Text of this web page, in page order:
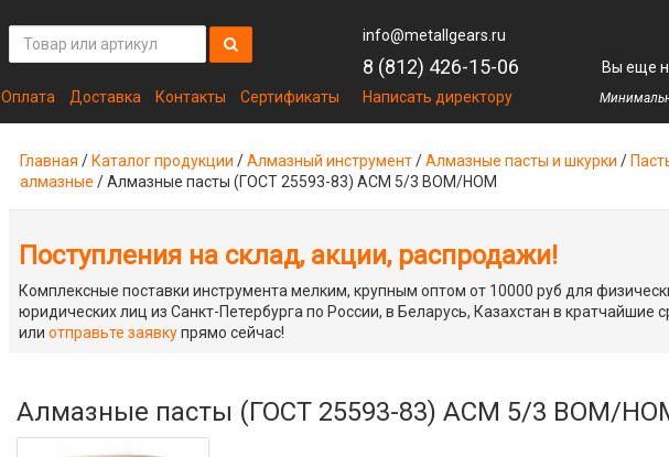
Оплата Доставка Контакты Сертификаты
info@metallgears.ru
8 (812) 426-15-06
Написать директору
Вы еще
Главная / Каталог продукции /Алмазный инструмент/Алмазные пасты и шкурки /
алмазные /Алмазные пасты (ГОСТ 25593-83) АСМ 5/3 ВОМ/НОМ
Поступления на склад, акции, распродажи!
Комплексные поставки инструмента мелким, крупным оптом от 10000 руб для
юридических лиц из Санкт-Петербурга по России, в Беларусь, Казахстан в кратчайшие
или отправьте заявкупрямо сейчас!
Алмазные пасты (ГОСТ 25593-83) АСМ 5/3 ВОМ/